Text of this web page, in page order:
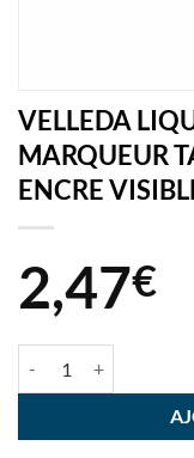
VELLEDA
MARQUEUR
ENCRE
2,47€